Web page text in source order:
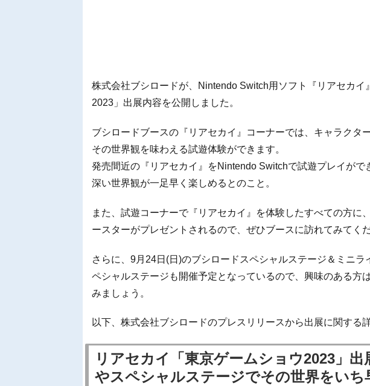
株式会社ブシロードが、Nintendo Switch用ソフト『リアセカイ
2023」出展内容を公開しました。
ブシロードブースの『リアセカイ』コーナーでは、キャラクタ
その世界観を味わえる試遊体験ができます。
発売間近の『リアセカイ』をNintendo Switchで試遊プレイがで
深い世界観が一足早く楽しめるとのこと。
また、試遊コーナーで『リアセカイ』を体験したすべての方に
ースターがプレゼントされるので、ぜひブースに訪れてみてくだ
さらに、9月24日(日)のブシロードスペシャルステージ＆ミニラ
ペシャルステージも開催予定となっているので、興味のある方
みましょう。
以下、株式会社ブシロードのプレスリリースから出展に関する詳
リアセカイ「東京ゲームショウ2023」出
やスペシャルステージでその世界をいち